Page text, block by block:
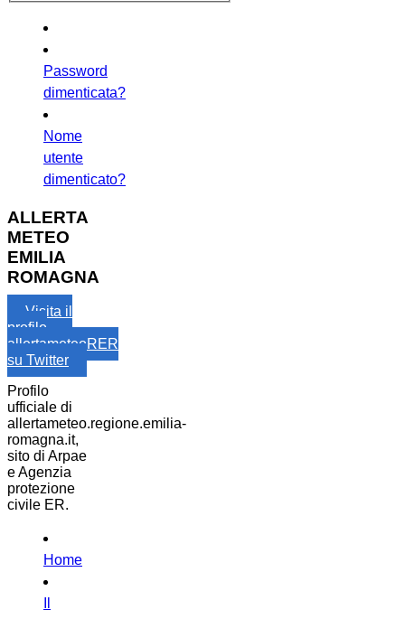
Password
dimenticata?
Nome
utente
dimenticato?
ALLERTA
METEO
EMILIA
ROMAGNA
Visita il
profilo
allertameteoRER
su Twitter
Profilo
ufficiale di
allertameteo.regione.emilia-
romagna.it,
sito di Arpae
e Agenzia
protezione
civile ER.
Home